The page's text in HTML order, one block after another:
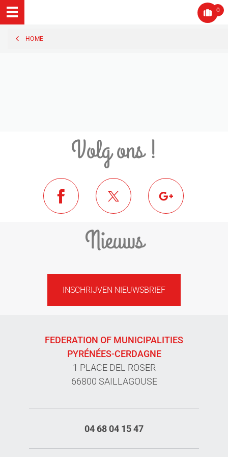
0
HOME
Volg ons !
Nieuws
INSCHRIJVEN NIEUWSBRIEF
FEDERATION OF MUNICIPALITIES
PYRÉNÉES-CERDAGNE
1 PLACE DEL ROSER
66800 SAILLAGOUSE
04 68 04 15 47